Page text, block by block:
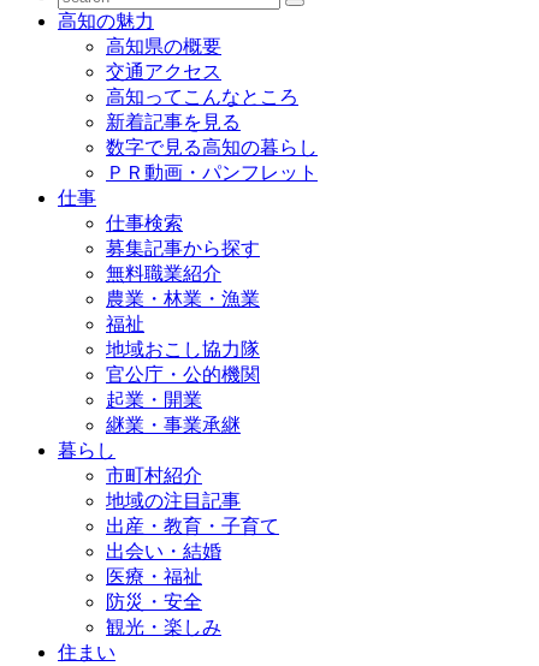
高知の魅力
高知県の概要
交通アクセス
高知ってこんなところ
新着記事を見る
数字で見る高知の暮らし
ＰＲ動画・パンフレット
仕事
仕事検索
募集記事から探す
無料職業紹介
農業・林業・漁業
福祉
地域おこし協力隊
官公庁・公的機関
起業・開業
継業・事業承継
暮らし
市町村紹介
地域の注目記事
出産・教育・子育て
出会い・結婚
医療・福祉
防災・安全
観光・楽しみ
住まい